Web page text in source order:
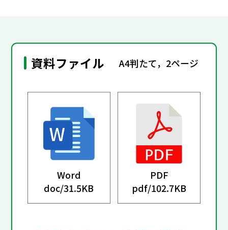
資料ファイル A4判たて，2ページ
Word
doc/31.5KB
PDF
pdf/102.7KB